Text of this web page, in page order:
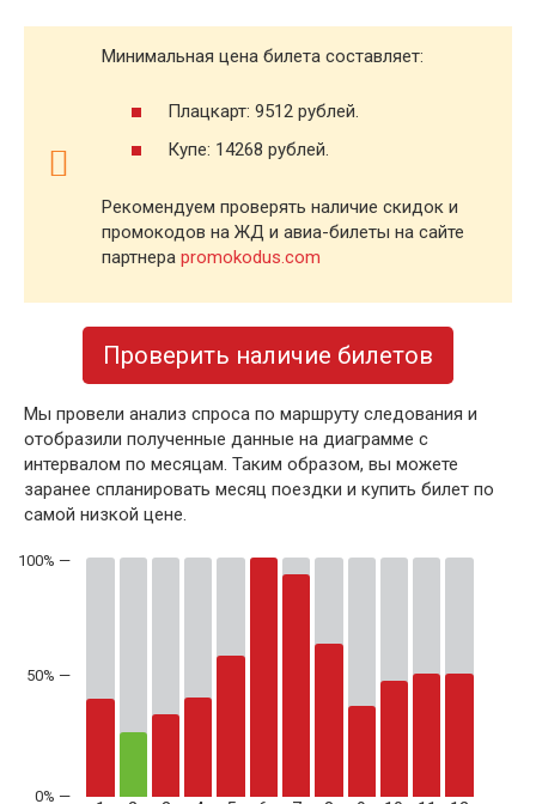
Минимальная цена билета составляет:
Плацкарт: 9512 рублей.
Купе: 14268 рублей.
Рекомендуем проверять наличие скидок и
промокодов на ЖД и авиа-билеты на сайте
партнера promokodus.com
Проверить наличие билетов
Мы провели анализ спроса по маршруту следования и
отобразили полученные данные на диаграмме с
интервалом по месяцам. Таким образом, вы можете
заранее спланировать месяц поездки и купить билет по
самой низкой цене.
50% —